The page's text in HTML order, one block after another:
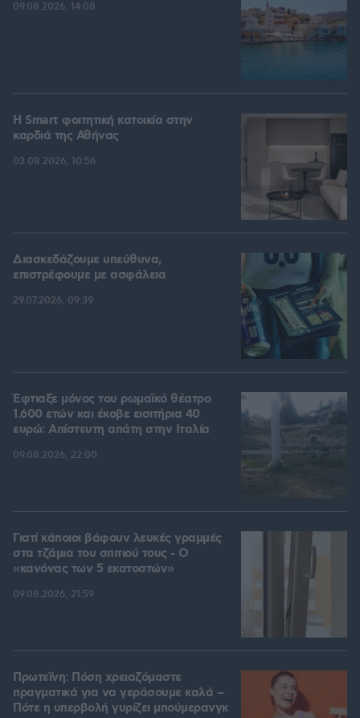
09.08.2026, 14:08
Η Smart φοιτητική κατοικία στην
καρδιά της Αθήνας
03.08.2026, 10:56
Διασκεδάζουμε υπεύθυνα,
επιστρέφουμε με ασφάλεια
29.07.2026, 09:39
Έφτιαξε μόνος του ρωμαϊκό θέατρο
1.600 ετών και έκοβε εισιτήρια 40
ευρώ: Απίστευτη απάτη στην Ιταλία
09.08.2026, 22:00
Γιατί κάποιοι βάφουν λευκές γραμμές
στα τζάμια του σπιτιού τους - Ο
«κανόνας των 5 εκατοστών»
09.08.2026, 21:59
Πρωτεΐνη: Πόση χρειαζόμαστε
πραγματικά για να γεράσουμε καλά –
Πότε η υπερβολή γυρίζει μπούμερανγκ